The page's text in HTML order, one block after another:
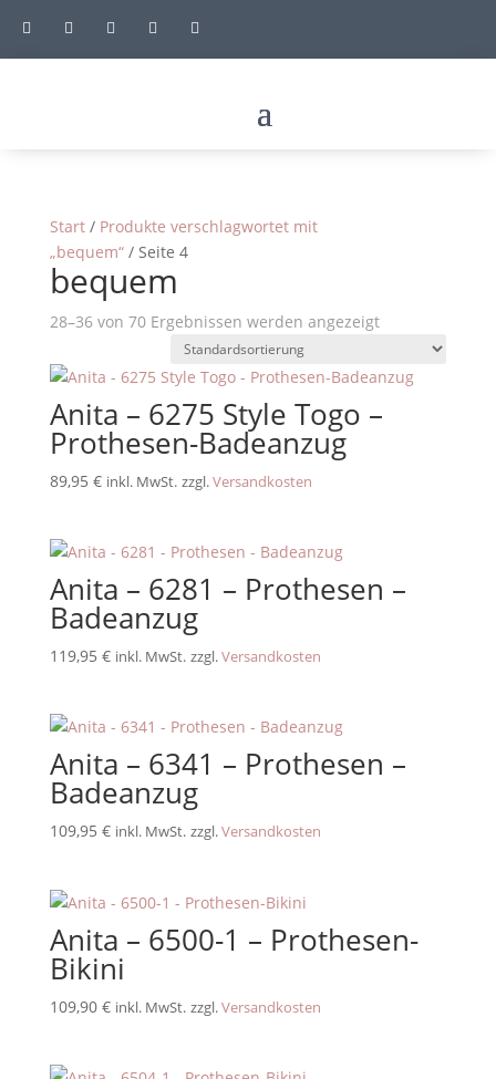
    
Start/ Produkte verschlagwortet mit
„bequem“/ Seite 4
bequem
28–36 von 70 Ergebnissen werden angezeigt
Anita – 6275 Style Togo –
Prothesen-Badeanzug
89,95 € inkl. MwSt. zzgl.Versandkosten
Anita – 6281 – Prothesen –
Badeanzug
119,95 € inkl. MwSt. zzgl.Versandkosten
Anita – 6341 – Prothesen –
Badeanzug
109,95 € inkl. MwSt. zzgl.Versandkosten
Anita – 6500-1 – Prothesen-
Bikini
109,90 € inkl. MwSt. zzgl.Versandkosten